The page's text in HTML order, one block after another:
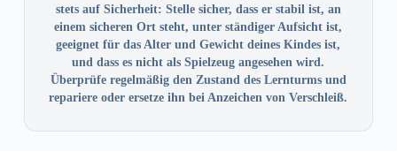
stets auf Sicherheit: Stelle sicher, dass er stabil ist, an
einem sicheren Ort steht, unter ständiger Aufsicht ist,
geeignet für das Alter und Gewicht deines Kindes ist,
und dass es nicht als Spielzeug angesehen wird.
Überprüfe regelmäßig den Zustand des Lernturms und
repariere oder ersetze ihn bei Anzeichen von Verschleiß.